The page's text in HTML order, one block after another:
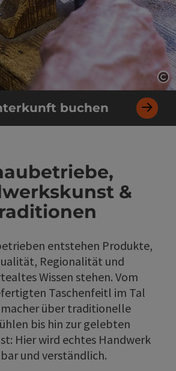
buchen
&
entstehen Produkte,
Regionalität und
Wissen stehen. Vom
Taschenfeitl im Tal
über traditionelle
bis hin zur gelebten
Hier wird echtes Handwerk
und verständlich.